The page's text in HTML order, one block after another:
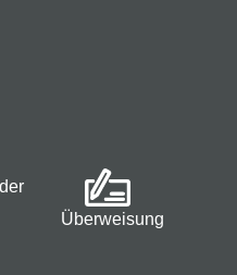
Überweisung